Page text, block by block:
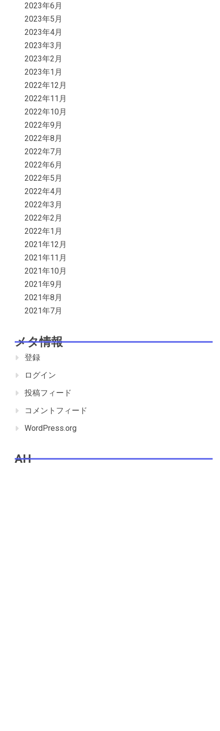
2023年6月
2023年5月
2023年4月
2023年3月
2023年2月
2023年1月
2022年12月
2022年11月
2022年10月
2022年9月
2022年8月
2022年7月
2022年6月
2022年5月
2022年4月
2022年3月
2022年2月
2022年1月
2021年12月
2021年11月
2021年10月
2021年9月
2021年8月
2021年7月
メタ情報
登録
ログイン
投稿フィード
コメントフィード
WordPress.org
AH